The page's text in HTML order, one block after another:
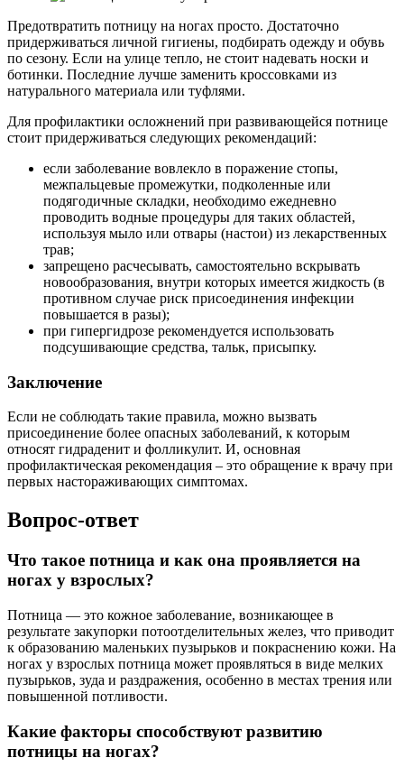
Предотвратить потницу на ногах просто. Достаточно
придерживаться личной гигиены, подбирать одежду и обувь
по сезону. Если на улице тепло, не стоит надевать носки и
ботинки. Последние лучше заменить кроссовками из
натурального материала или туфлями.
Для профилактики осложнений при развивающейся потнице
стоит придерживаться следующих рекомендаций:
если заболевание вовлекло в поражение стопы,
межпальцевые промежутки, подколенные или
подягодичные складки, необходимо ежедневно
проводить водные процедуры для таких областей,
используя мыло или отвары (настои) из лекарственных
трав;
запрещено расчесывать, самостоятельно вскрывать
новообразования, внутри которых имеется жидкость (в
противном случае риск присоединения инфекции
повышается в разы);
при гипергидрозе рекомендуется использовать
подсушивающие средства, тальк, присыпку.
Заключение
Если не соблюдать такие правила, можно вызвать
присоединение более опасных заболеваний, к которым
относят гидраденит и фолликулит. И, основная
профилактическая рекомендация – это обращение к врачу при
первых настораживающих симптомах.
Вопрос-ответ
Что такое потница и как она проявляется на
ногах у взрослых?
Потница — это кожное заболевание, возникающее в
результате закупорки потоотделительных желез, что приводит
к образованию маленьких пузырьков и покраснению кожи. На
ногах у взрослых потница может проявляться в виде мелких
пузырьков, зуда и раздражения, особенно в местах трения или
повышенной потливости.
Какие факторы способствуют развитию
потницы на ногах?